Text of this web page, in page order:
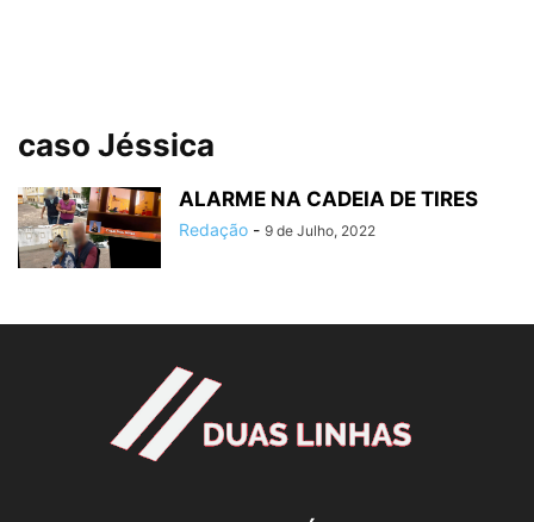
caso Jéssica
ALARME NA CADEIA DE TIRES
Redação - 9 de Julho, 2022